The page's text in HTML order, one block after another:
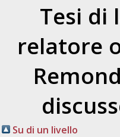
Tesi di
relatore
Su di un livello